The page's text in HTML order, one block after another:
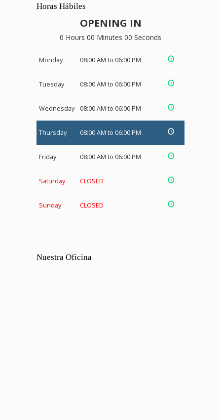
Horas Hábiles
OPENING IN
0 Hours 00 Minutes 00 Seconds
Monday 08:00 AM to 06:00 PM
Tuesday 08:00 AM to 06:00 PM
Wednesday 08:00 AM to 06:00 PM
Thursday 08:00 AM to 06:00 PM
Friday 08:00 AM to 06:00 PM
Saturday CLOSED
Sunday CLOSED
Nuestra Oficina